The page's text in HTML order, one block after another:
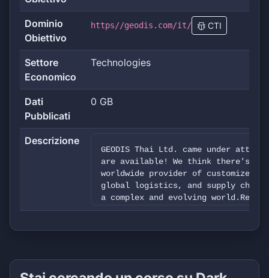
Dominio
Obiettivo
https//geodis.com/it/ CTI
Settore
Economico
Technologies
Dati
Pubblicati
0 GB
Descrizione
GEODIS Thai Ltd. came under
are available! We think there's a
worldwide provider of customized
global logistics, and supply chain
a complex and evolving world.Read